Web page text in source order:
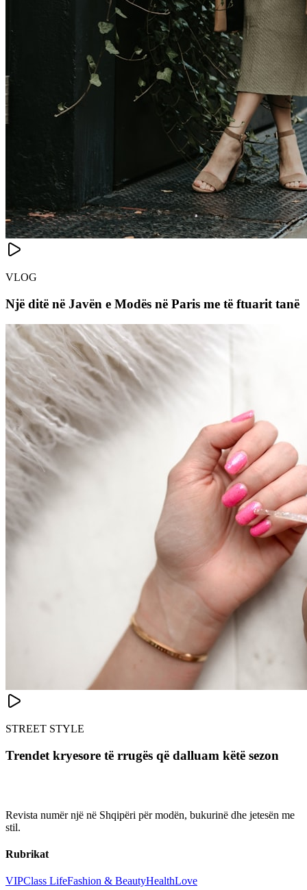
VLOG
Një ditë në Javën e Modës në Paris me të ftuarit tanë
STREET STYLE
Trendet kryesore të rrugës që dalluam këtë sezon
Revista numër një në Shqipëri për modën, bukurinë dhe jetesën me
stil.
Rubrikat
VIPClass LifeFashion & BeautyHealthLove